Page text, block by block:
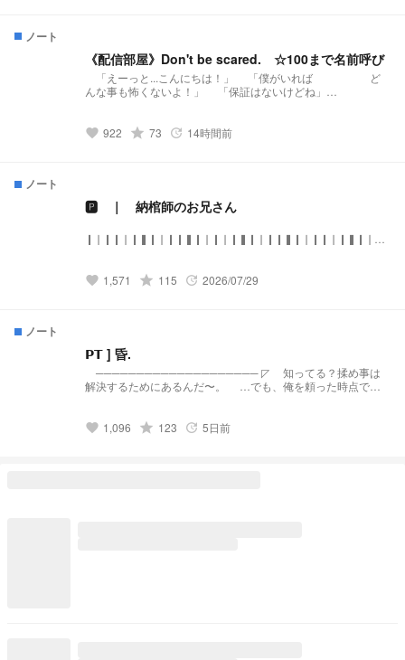
ノート
《配信部屋》Don't be scared. ☆100まで名前呼び
「えーっと...こんにちは！」 「僕がいれば ど
んな事も怖くないよ！」 「保証はないけどね」
様 海風船様
ね 1☆＝2万チャンネル登録
ʕ•̫͡•ʕ•̫͡•ʔ•̫͡•ʔ•̫͡•ʕ•̫͡•ʔ•̫͡•ʕ•̫͡•ʕ•̫͡•ʔ•̫͡•ʔ•̫͡•ʕ•̫͡•ʔ•̫͡•ʔ スカウト、コラボ等 全然
ʕ•̫͡•ʕ•̫͡•ʔ•̫͡•ʔ•̫͡•ʕ•̫͡•ʔ•̫͡•ʕ•̫͡•ʕ•̫͡•ʔ•̫͡•ʔ•̫͡•ʕ•̫͡•ʔ•̫͡•ʔ ❇︎僕は悪くな
favorite 922 grade 73 update 14時間前
ノート
🅿️ ｜ 納棺師のお兄さん
❙❘❙❙❘❙❚❙❘❙❙❚❙❘❙❘❙❚❙❘❙❙❚❙❘❙❙❘❙❚❙❘
❙❘❙❙❘❙❚❙❘❙❙❚❙❘❙❘❙❚❙❘❙❙❚❙❘❙❙❘❙❚❙❘
よ。 主にやらせていただいているのは故人への死化粧です
から。』 -発祥元様-
https://novel.prcm.jp/novel/oZI9SHphr7KqNMd8dkMn
📞 配信 ⚰️ 呟き FanArt #納棺師には献花しない
ていただく場合があります。 二次創作はエログロ含
favorite 1,571 grade 115 update 2026/07/29
ノート
𝗣𝗧 ] 昏.
──────────────────── ◸ 知ってる？揉め事は
解決するためにあるんだ〜。 …でも、俺を頼った時点で
──────────────────── [ 広告欄 ｺｳｺｸﾗﾝ ] 揉め
favorite 1,096 grade 123 update 5日前